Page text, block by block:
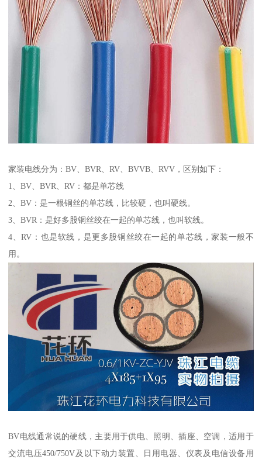
家装电线分为：BV、BVR、RV、BVVB、RVV，区别如下：
1、BV、BVR、RV：都是单芯线
2、BV：是一根铜丝的单芯线，比较硬，也叫硬线。
3、BVR：是好多股铜丝绞在一起的单芯线，也叫软线。
4、RV：也是软线，是更多股铜丝绞在一起的单芯线，家装一般不
用。
BV电线通常说的硬线，主要用于供电、照明、插座、空调，适用于
交流电压450/750V及以下动力装置、日用电器、仪表及电信设备用